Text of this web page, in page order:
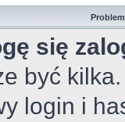
się
być
login i